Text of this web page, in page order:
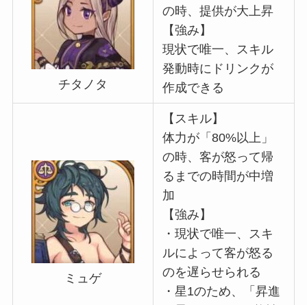
チタノタ
の時、提供が大上昇
【強み】
現状で唯一、スキル
発動時にドリンクが
作成できる
ミュゲ
【スキル】
体力が「80%以上」
の時、客が怒って帰
るまでの時間が中増
加
【強み】
・現状で唯一、スキ
ルによって客が怒る
のを遅らせられる
・星1のため、「昇進